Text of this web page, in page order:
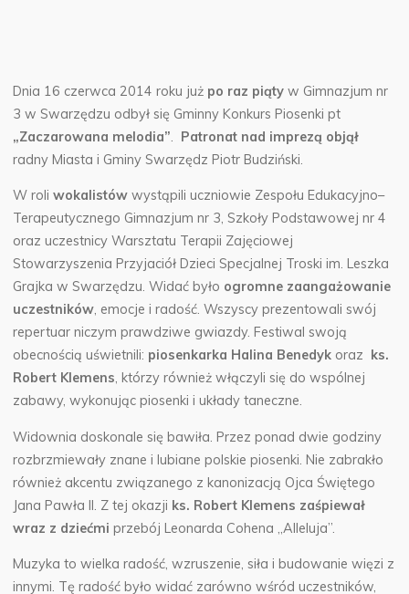
Dnia 16 czerwca 2014 roku już po raz piąty w Gimnazjum nr
3 w Swarzędzu odbył się Gminny Konkurs Piosenki pt
„Zaczarowana melodia”. Patronat nad imprezą objął
radny Miasta i Gminy Swarzędz Piotr Budziński.
W roliwokalistów wystąpili uczniowie Zespołu Edukacyjno–
Terapeutycznego Gimnazjum nr 3, Szkoły Podstawowej nr 4
oraz uczestnicy Warsztatu Terapii Zajęciowej
Stowarzyszenia Przyjaciół Dzieci Specjalnej Troski im. Leszka
Grajka w Swarzędzu. Widać było ogromne zaangażowanie
uczestników, emocje i radość. Wszyscy prezentowali swój
repertuar niczym prawdziwe gwiazdy. Festiwal swoją
obecnością uświetnili: piosenkarka Halina Benedyk oraz ks.
Robert Klemens, którzy również włączyli się do wspólnej
zabawy, wykonując piosenki i układy taneczne.
Widownia doskonale się bawiła. Przez ponad dwie godziny
rozbrzmiewały znane i lubiane polskie piosenki. Nie zabrakło
również akcentu związanego z kanonizacją Ojca Świętego
Jana Pawła II. Z tej okazji ks. Robert Klemens zaśpiewał
wraz z dziećmi przebój Leonarda Cohena „Alleluja”.
Muzyka to wielka radość, wzruszenie, siła i budowanie więzi z
innymi. Tę radość było widać zarówno wśród uczestników,